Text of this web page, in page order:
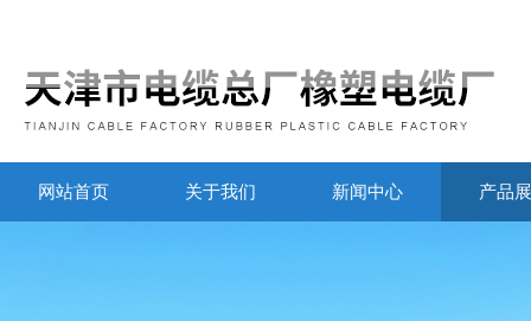
网站首页 关于我们 新闻中心 产品